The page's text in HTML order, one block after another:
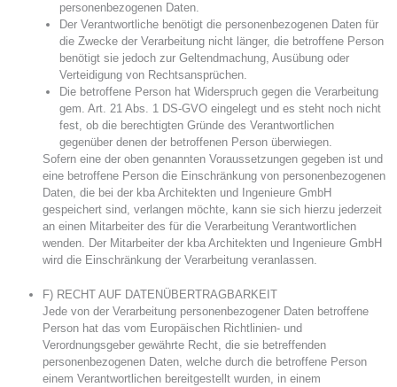
personenbezogenen Daten.
Der Verantwortliche benötigt die personenbezogenen Daten für
die Zwecke der Verarbeitung nicht länger, die betroffene Person
benötigt sie jedoch zur Geltendmachung, Ausübung oder
Verteidigung von Rechtsansprüchen.
Die betroffene Person hat Widerspruch gegen die Verarbeitung
gem. Art. 21 Abs. 1 DS-GVO eingelegt und es steht noch nicht
fest, ob die berechtigten Gründe des Verantwortlichen
gegenüber denen der betroffenen Person überwiegen.
Sofern eine der oben genannten Voraussetzungen gegeben ist und
eine betroffene Person die Einschränkung von personenbezogenen
Daten, die bei der kba Architekten und Ingenieure GmbH
gespeichert sind, verlangen möchte, kann sie sich hierzu jederzeit
an einen Mitarbeiter des für die Verarbeitung Verantwortlichen
wenden. Der Mitarbeiter der kba Architekten und Ingenieure GmbH
wird die Einschränkung der Verarbeitung veranlassen.
F) RECHT AUF DATENÜBERTRAGBARKEIT
Jede von der Verarbeitung personenbezogener Daten betroffene
Person hat das vom Europäischen Richtlinien- und
Verordnungsgeber gewährte Recht, die sie betreffenden
personenbezogenen Daten, welche durch die betroffene Person
einem Verantwortlichen bereitgestellt wurden, in einem